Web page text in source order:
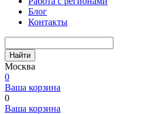
Блог
Контакты
Найти
Москва
0
Ваша корзина
0
Ваша корзина